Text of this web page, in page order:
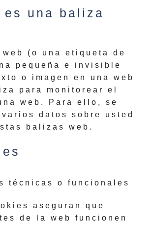
es una baliza
(o una etiqueta de
pequeña e invisible
o imagen en una web
para monitorear el
web. Para ello, se
datos sobre usted
balizas web.
técnicas o funcionales
aseguran que
de la web funcionen